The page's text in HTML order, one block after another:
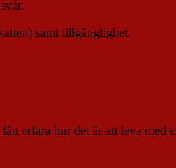
samt tillgänglighet.
erfara hur det är att leva